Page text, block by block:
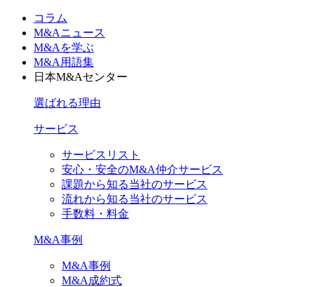
コラム
M&Aニュース
M&Aを学ぶ
M&A用語集
日本M&Aセンター
選ばれる理由
サービス
サービスリスト
安心・安全のM&A仲介サービス
課題から知る当社のサービス
流れから知る当社のサービス
手数料・料金
M&A事例
M&A事例
M&A成約式